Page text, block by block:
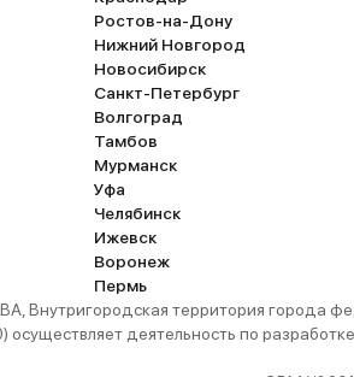
Ростов-на-Дону
Нижний Новгород
Новосибирск
Санкт-Петербург
Волгоград
Тамбов
Мурманск
Уфа
Челябинск
Ижевск
Воронеж
Пермь
Внутригородская территория города
деятельность по